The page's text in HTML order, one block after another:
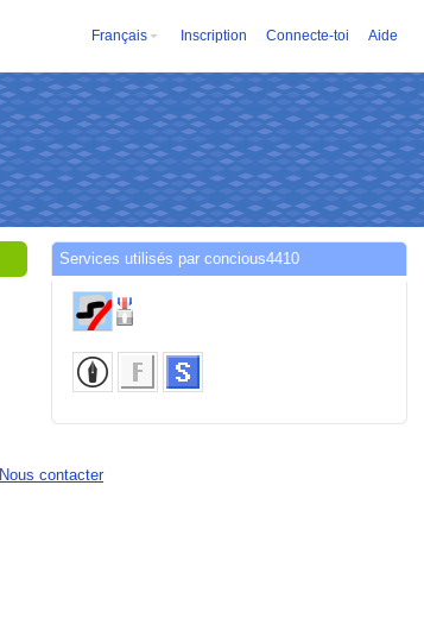
Français Inscription Connecte-toi Aide
Services utilisés par concious4410
Nous contacter